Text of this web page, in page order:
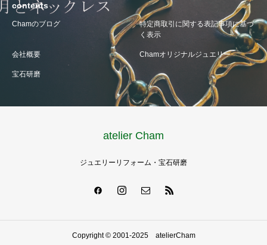
contents
Chamのブログ
特定商取引に関する表記事項に基づ
く表示
会社概要 Chamオリジナルジュエリー
宝石研磨
atelier Cham
ジュエリーリフォーム・宝石研磨
Copyright © 2001-2025 atelierCham